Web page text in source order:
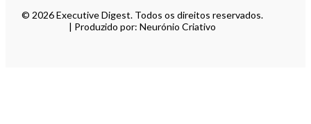
© 2026 Executive Digest. Todos os direitos reservados.
| Produzido por: Neurónio Criativo